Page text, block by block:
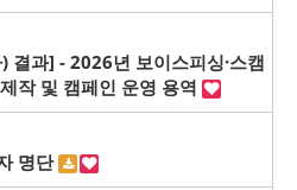
결과] - 2026년 보이스피싱·스캠
작 및 캠페인 운영 용역
명단